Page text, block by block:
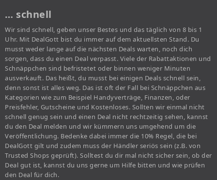
… schnell
Wir sind schnell, geben unser Bestes und das täglich von 8 bis 1
Uhr. Mit DealGott bist du immer auf dem aktuellsten Stand. Du
musst weder lange auf die nächsten Deals warten, noch dich
sorgen, dass du einen Deal verpasst. Viele der Rabattaktionen und
Schnäppchen sind befristetet oder binnen weniger Minuten
ausverkauft. Das heißt, du musst bei einigen Deals schnell sein,
denn sonst ist alles weg. Das ist oft der Fall bei Schnäppchen aus
Kategorien wie zum Beispiel Handyverträge, Finanzen, oder
Preisfehler, Gutscheine und Kostenloses. Sollten wir einmal nicht
schnell genug sein und einen Deal nicht rechtzeitig sehen, kannst
du den Deal melden und wir kümmern uns umgehend um die
Veröffentlichung. Bedenke dabei immer die 10% Regel, die bei
DealGott gilt und zudem muss der Händler seriös sein (z.B. von
Trusted Shops geprüft). Solltest du dir mal nicht sicher sein, ob der
Deal gut ist, kannst du uns gerne um Hilfe bitten und wie prüfen
den Deal für dich.